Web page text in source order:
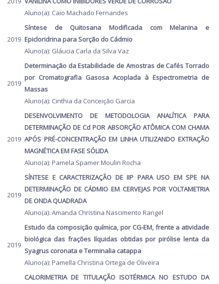
Aluno(a): Caio Machado Fernandes
2019
Síntese de Quitosana Modificada com Melanina e
Epicloridrina para Sorção do Cádmio
Aluno(a): Gláucia Carla da Silva Vaz
2019
Determinação da Estabilidade de Amostras de Cafés Torrado
por Cromatografia Gasosa Acoplada à Espectrometria de
Massas
Aluno(a): Cinthia da Conceição Garcia
2019
DESENVOLVIMENTO DE METODOLOGIA ANALÍTICA PARA
DETERMINAÇÃO DE Cd POR ABSORÇÃO ATÔMICA COM CHAMA
APÓS PRÉ-CONCENTRAÇÃO EM LINHA UTILIZANDO EXTRAÇÃO
MAGNÉTICA EM FASE SÓLIDA
Aluno(a): Pamela Spamer Moulin Rocha
2019
SÍNTESE E CARACTERIZAÇÃO DE IIP PARA USO EM SPE NA
DETERMINAÇÃO DE CÁDMIO EM CERVEJAS POR VOLTAMETRIA
DE ONDA QUADRADA
Aluno(a): Amanda Christina Nascimento Rangel
2019
Estudo da composição química, por CG-EM, frente a atividade
biológica das frações líquidas obtidas por pirólise lenta da
Syagrus coronata e Terminalia catappa
Aluno(a): Pamella Christina Ortega de Oliveira
CALORIMETRIA DE TITULAÇÃO ISOTÉRMICA NO ESTUDO DA